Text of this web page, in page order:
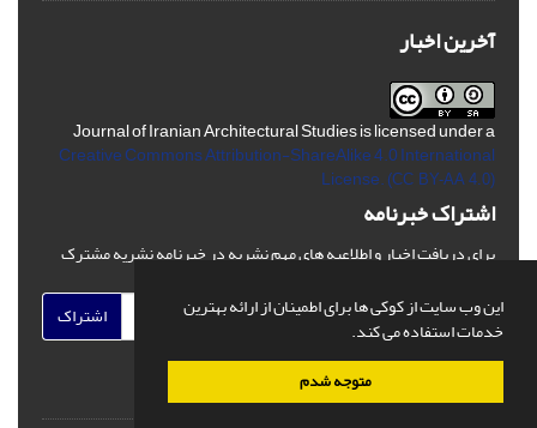
این وب سایت از کوکی ها برای اطمینان از ارائه بهترین
خدمات استفاده می کند.
متوجه شدم
آخرین اخبار
Journal of Iranian Architectural Studies is licensed under a
Creative Commons Attribution-ShareAlike 4.0 International
License. (CC BY-AA 4.0)
اشتراک خبرنامه
برای دریافت اخبار و اطلاعیه های مهم نشریه در خبرنامه نشریه مشترک
اشتراک